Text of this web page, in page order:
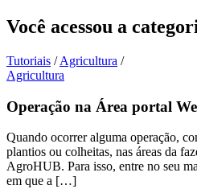
Você acessou a
Tutoriais / Agricultura /
Agricultura
Operação na Área portal
Quando ocorrer alguma operação,
plantios ou colheitas, nas áreas da
AgroHUB. Para isso, entre no seu
em que a […]